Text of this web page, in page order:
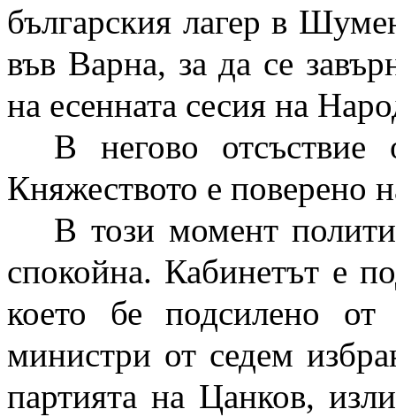
българския лагер в
във Варна, за да се
на есенната сесия на
В негово отсъствие
Княжеството е поверено
В този момент
спокойна. Кабинетът е
което бе подсилено
министри от седем
партията на Цанков,